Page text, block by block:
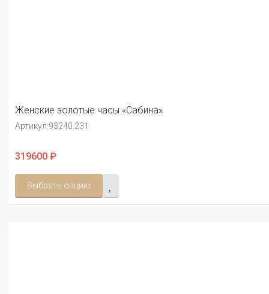
Женские золотые часы «Сабина»
Артикул:93240.231
319600 ₽
Выбрать опцию